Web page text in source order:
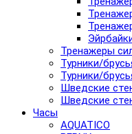
Тренажеры
Турники/
Турники/
Шведские
Шведские
Часы
AQUATICO